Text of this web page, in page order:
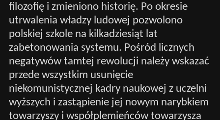
filozofię i zmieniono historię. Po okresie
utrwalenia władzy ludowej pozwolono
polskiej szkole na kilkadziesiąt lat
zabetonowania systemu. Pośród licznych
negatywów tamtej rewolucji należy wskazać
przede wszystkim usunięcie
niekomunistycznej kadry naukowej z uczelni
wyższych i zastąpienie jej nowym narybkiem
towarzyszy i współplemieńców towarzysza